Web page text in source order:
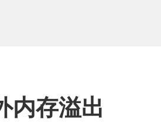
内存溢出